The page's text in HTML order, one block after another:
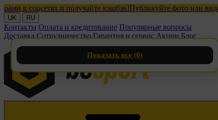
и получайте кэшбэк!Публикуйте фото или видео с
UK RU
Контакты Оплата и кредитование Популярные вопросы
Доставка Сотрудничество Гарантия и сервис Акции Блог
Показать все (0)